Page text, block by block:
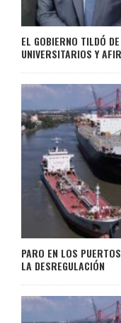
EL GOBIERNO TILDÓ
UNIVERSITARIOS Y
PARO EN LOS
LA DESREGULACIÓN